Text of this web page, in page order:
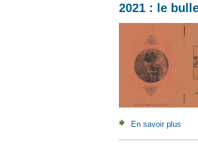
2021 : le
En savoir plus